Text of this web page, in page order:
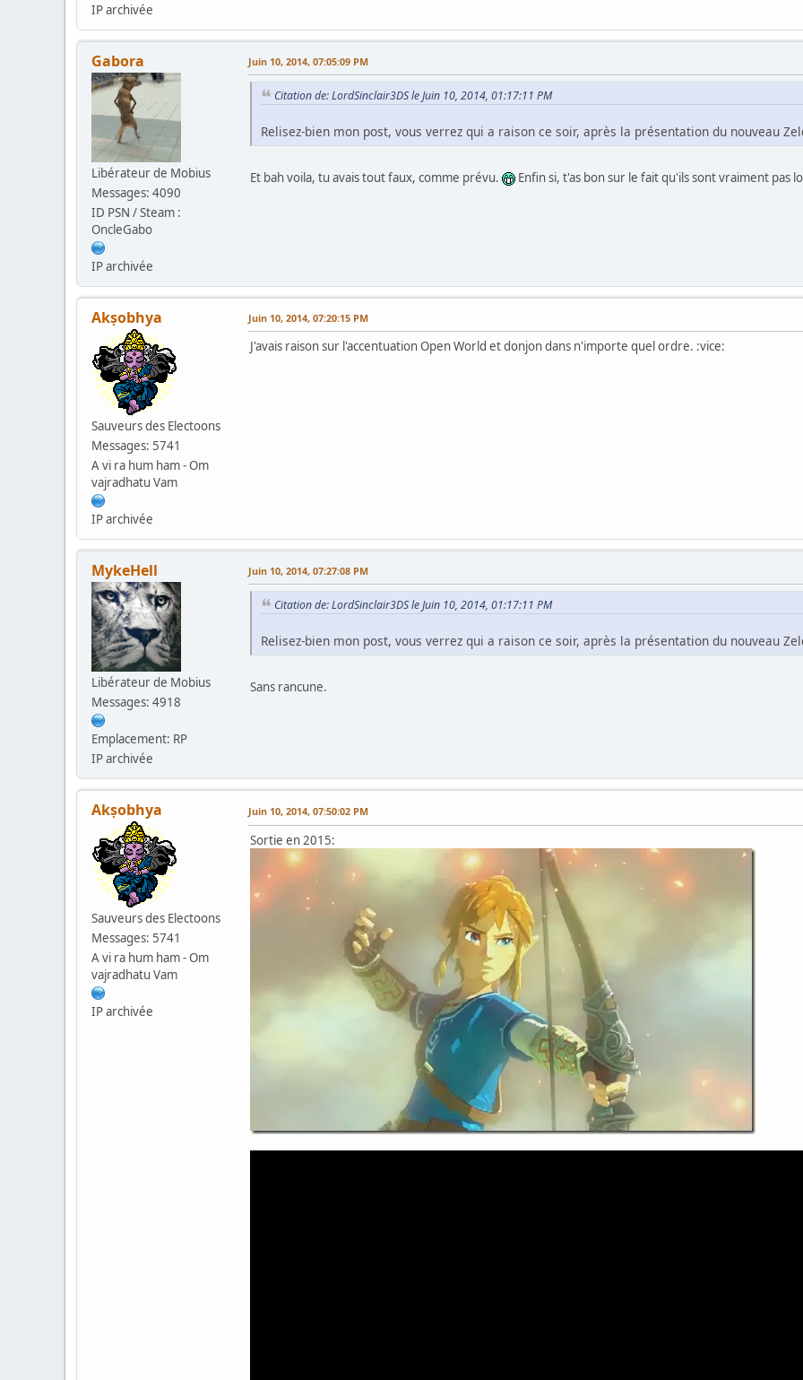
IP archivée
Gabora
Libérateur de Mobius
Messages: 4090
ID PSN / Steam :
OncleGabo
IP archivée
Juin 10, 2014, 07:05:09 PM
Citation de: LordSinclair3DS le Juin 10, 2014, 01:17:11 PM
Relisez-bien mon post, vous verrez qui a raison ce soir, après la présentation du nouveau
Et bah voila, tu avais tout faux, comme prévu. Enfin si, t'as bon sur le fait qu'ils sont vraiment pas
Akṣobhya
Sauveurs des Electoons
Messages: 5741
A vi ra hum ham - Om
vajradhatu Vam
IP archivée
Juin 10, 2014, 07:20:15 PM
J'avais raison sur l'accentuation Open World et donjon dans n'importe quel ordre. :vice:
MykeHell
Libérateur de Mobius
Messages: 4918
Emplacement: RP
IP archivée
Juin 10, 2014, 07:27:08 PM
Citation de: LordSinclair3DS le Juin 10, 2014, 01:17:11 PM
Relisez-bien mon post, vous verrez qui a raison ce soir, après la présentation du nouveau
Sans rancune.
Akṣobhya
Sauveurs des Electoons
Messages: 5741
A vi ra hum ham - Om
vajradhatu Vam
IP archivée
Juin 10, 2014, 07:50:02 PM
Sortie en 2015: